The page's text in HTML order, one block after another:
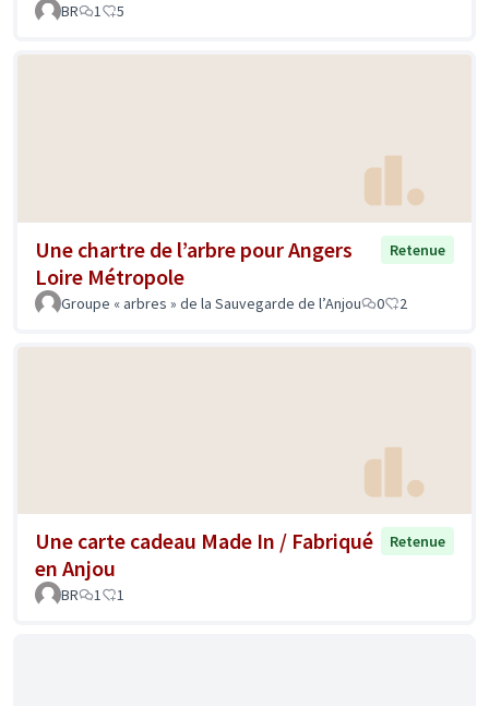
BR 1 5
Une chartre de l’arbre pour Angers
Loire Métropole
Retenue
Groupe « arbres » de la Sauvegarde de l’Anjou 0 2
Une carte cadeau Made In / Fabriqué
en Anjou
Retenue
BR 1 1